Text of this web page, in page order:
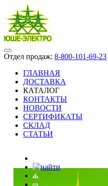
Отдел продаж: 8-800-101-69-23
ГЛАВНАЯ
ДОСТАВКА
КАТАЛОГ
КОНТАКТЫ
НОВОСТИ
СЕРТИФИКАТЫ
СКЛАД
СТАТЬИ